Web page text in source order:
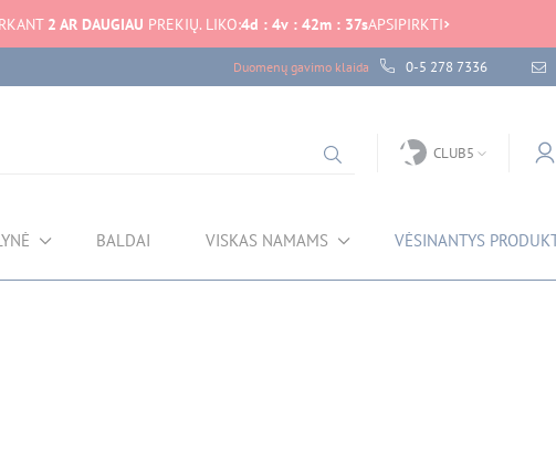
2 AR DAUGIAU PREKIŲ. LIKO:4d : 4v : 42m : 37sAPSIPIRKTI
Duomenų gavimo klaida 0-5 278 7336
CLUB5
BALDAI VISKAS NAMAMS VĖSINANTYS